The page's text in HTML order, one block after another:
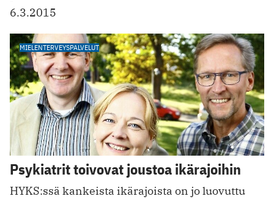
6.3.2015
MIELENTERVEYSPALVELUT
Psykiatrit toivovat joustoa ikärajoihin
HYKS:ssä kankeista ikärajoista on jo luovuttu